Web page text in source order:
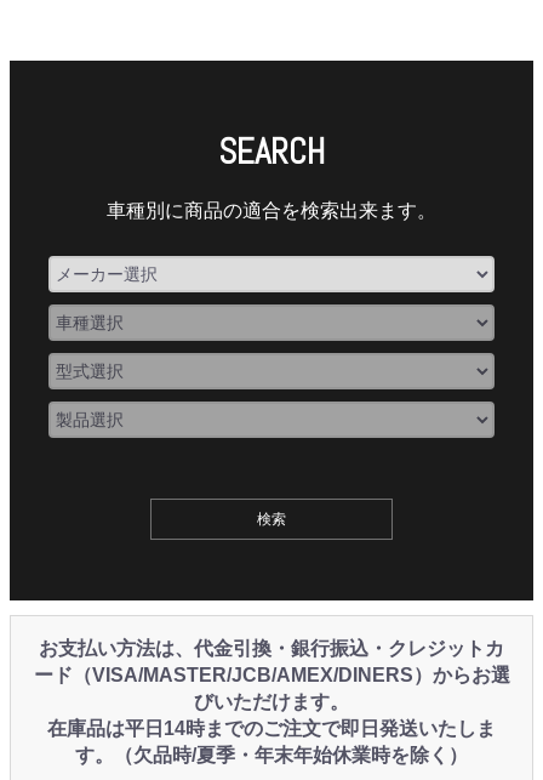
SEARCH
車種別に商品の適合を検索出来ます。
お支払い方法は、代金引換・銀行振込・クレジットカ
ード（VISA/MASTER/JCB/AMEX/DINERS）からお選
びいただけます。
在庫品は平日14時までのご注文で即日発送いたしま
す。（欠品時/夏季・年末年始休業時を除く）